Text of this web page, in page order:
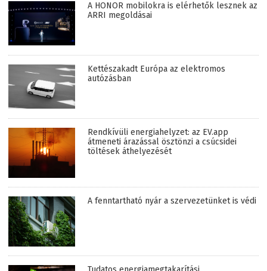
A HONOR mobilokra is elérhetők lesznek az
ARRI megoldásai
Kettészakadt Európa az elektromos
autózásban
Rendkívüli energiahelyzet: az EV.app
átmeneti árazással ösztönzi a csúcsidei
töltések áthelyezését
A fenntartható nyár a szervezetünket is védi